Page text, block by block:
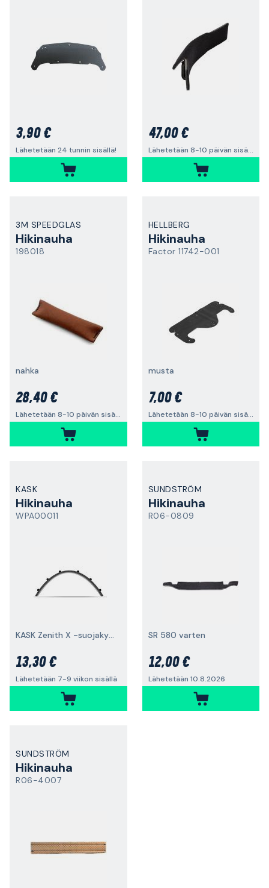
3,90 €
Lähetetään 24 tunnin sisällä!
47,00 €
Lähetetään 8-10 päivän sisällä
3M SPEEDGLAS
Hikinauha
198018
nahka
28,40 €
Lähetetään 8-10 päivän sisällä
HELLBERG
Hikinauha
Factor 11742-001
musta
7,00 €
Lähetetään 8-10 päivän sisällä
KASK
Hikinauha
WPA00011
KASK Zenith X -suojakypärälle
13,30 €
Lähetetään 7-9 viikon sisällä
SUNDSTRÖM
Hikinauha
R06-0809
SR 580 varten
12,00 €
Lähetetään 10.8.2026
SUNDSTRÖM
Hikinauha
R06-4007